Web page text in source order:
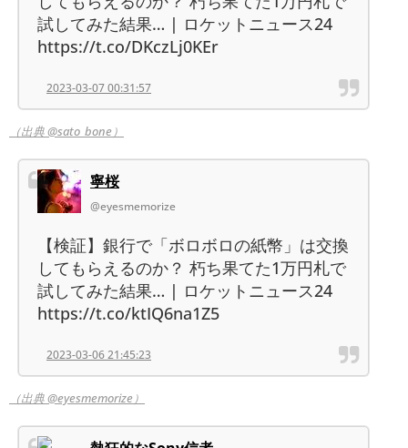
試してみた結果… | ロケットニュース24
https://t.co/DKczLj0KEr
2023-03-07 00:31:57
（出典 @sato_bone）
寧桜
@eyesmemorize
【検証】銀行で「ボロボロの紙幣」は交換
してもらえるのか？ 朽ち果てた1万円札で
試してみた結果… | ロケットニュース24
https://t.co/ktIQ6na1Z5
2023-03-06 21:45:23
（出典 @eyesmemorize）